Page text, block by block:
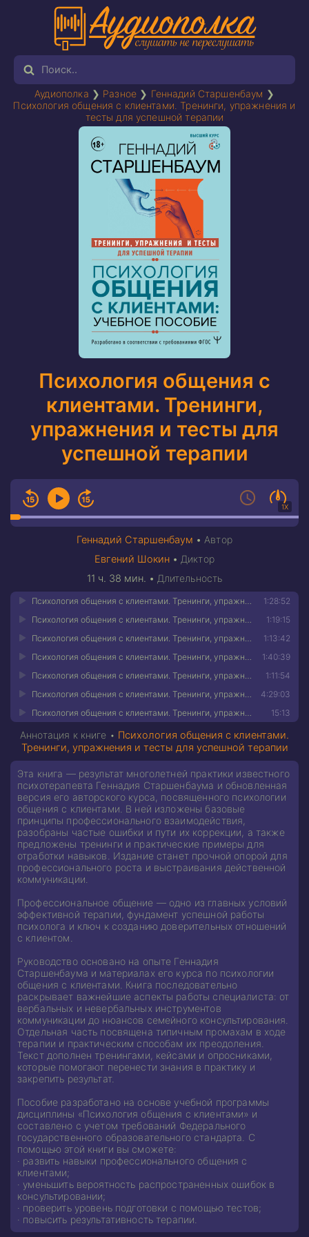
Аудиополка ❯ Разное ❯ Геннадий Старшенбаум ❯
Психология общения с клиентами. Тренинги, упражнения и
тесты для успешной терапии
Психология общения с
клиентами. Тренинги,
упражнения и тесты для
успешной терапии
1X
Геннадий Старшенбаум • Автор
Евгений Шокин • Диктор
11 ч. 38 мин. • Длительность
1:28:52
1:19:15
1:13:42
1:40:39
1:11:54
4:29:03
15:13
Аннотация к книге • Психология общения с клиентами.
Тренинги, упражнения и тесты для успешной терапии
Эта книга — результат многолетней практики известного
психотерапевта Геннадия Старшенбаума и обновленная
версия его авторского курса, посвященного психологии
общения с клиентами. В ней изложены базовые
принципы профессионального взаимодействия,
разобраны частые ошибки и пути их коррекции, а также
предложены тренинги и практические примеры для
отработки навыков. Издание станет прочной опорой для
профессионального роста и выстраивания действенной
коммуникации.
Профессиональное общение — одно из главных условий
эффективной терапии, фундамент успешной работы
психолога и ключ к созданию доверительных отношений
с клиентом.
Руководство основано на опыте Геннадия
Старшенбаума и материалах его курса по психологии
общения с клиентами. Книга последовательно
раскрывает важнейшие аспекты работы специалиста: от
вербальных и невербальных инструментов
коммуникации до нюансов семейного консультирования.
Отдельная часть посвящена типичным промахам в ходе
терапии и практическим способам их преодоления.
Текст дополнен тренингами, кейсами и опросниками,
которые помогают перенести знания в практику и
закрепить результат.
Пособие разработано на основе учебной программы
дисциплины «Психология общения с клиентами» и
составлено с учетом требований Федерального
государственного образовательного стандарта. С
помощью этой книги вы сможете:
· развить навыки профессионального общения с
клиентами;
· уменьшить вероятность распространенных ошибок в
консультировании;
· проверить уровень подготовки с помощью тестов;
· повысить результативность терапии.